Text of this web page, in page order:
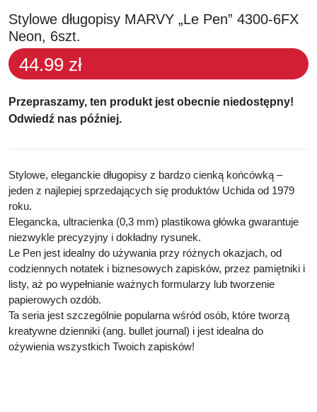
Stylowe długopisy MARVY „Le Pen” 4300-6FX
Neon, 6szt.
44.99 zł
Przepraszamy, ten produkt jest obecnie niedostępny!
Odwiedź nas później.
Stylowe, eleganckie długopisy z bardzo cienką końcówką –
jeden z najlepiej sprzedających się produktów Uchida od 1979
roku.
Elegancka, ultracienka (0,3 mm) plastikowa główka gwarantuje
niezwykle precyzyjny i dokładny rysunek.
Le Pen jest idealny do używania przy różnych okazjach, od
codziennych notatek i biznesowych zapisków, przez pamiętniki i
listy, aż po wypełnianie ważnych formularzy lub tworzenie
papierowych ozdób.
Ta seria jest szczególnie popularna wśród osób, które tworzą
kreatywne dzienniki (ang. bullet journal) i jest idealna do
ożywienia wszystkich Twoich zapisków!